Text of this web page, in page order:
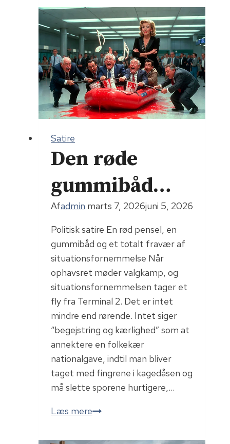
med
at
blive
gammel
Satire
Den røde
gummibåd…
Afadmin marts 7, 2026juni 5, 2026
Politisk satire En rød pensel, en
gummibåd og et totalt fravær af
situationsfornemmelse Når
ophavsret møder valgkamp, og
situationsfornemmelsen tager et
fly fra Terminal 2. Det er intet
mindre end rørende. Intet siger
“begejstring og kærlighed” som at
annektere en folkekær
nationalgave, indtil man bliver
taget med fingrene i kagedåsen og
må slette sporene hurtigere,…
Læs mereDen
gummibåd…